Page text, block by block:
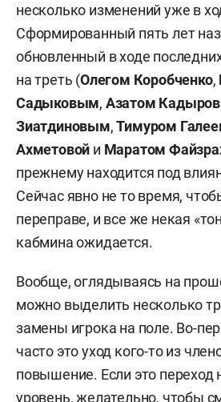
несколько изменений уже в
Сформированный пять лет
обновленный в ходе
на треть (Олегом Коробченко,
Садыковым, Азатом
Зиатдиновым,Тимуром
Ахметовой и Маратом
прежнему находится под
Сейчас явно не то время,
переправе, и все же некая
кабмина ожидается.
Вообще, оглядываясь на
можно выделить несколько
замены игрока на поле. Во-
часто это уход кого-то из
повышение. Если это
уровень, желательно, чтобы